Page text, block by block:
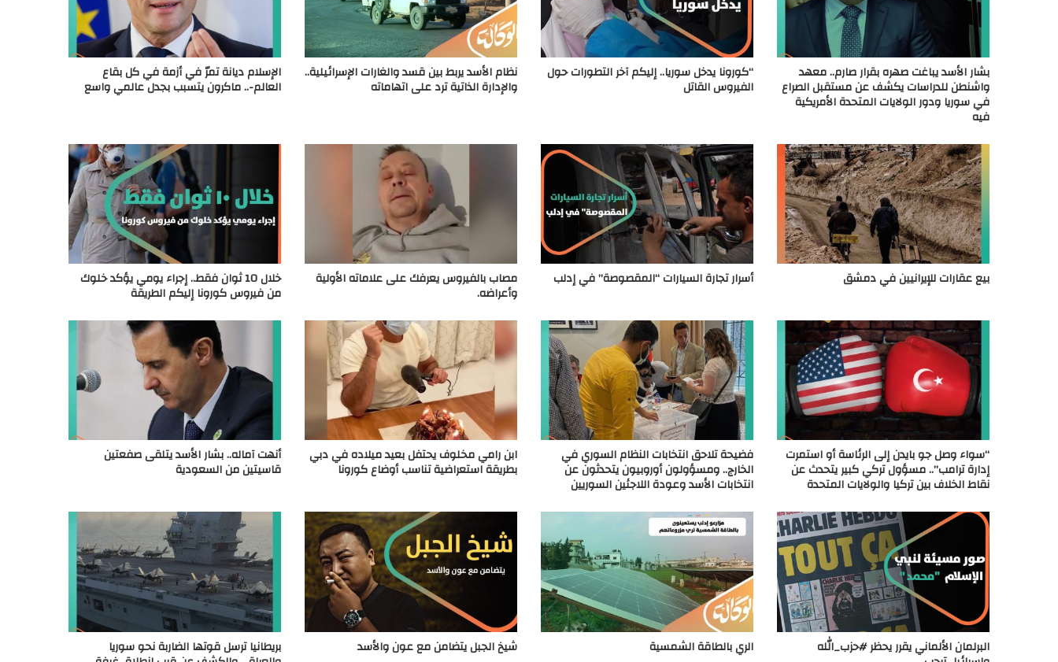
بشار الأسد يباغت صهره بقرار صارم.. معهد
واشنطن للدراسات يكشف عن مستقبل الصراع
في سوريا ودور الولايات المتحدة الأمريكية
فيه
“كورونا يدخل سوريا.. إليكم آخر التطورات حول
الفيروس القاتل
نظام الأسد يربط بين قسد والغارات الإسرائيلية..
والإدارة الذاتية ترد على اتهاماته
الإسلام ديانة تمرّ في أزمة في كل بقاع
العالم-.. ماكرون يتسبب بجدل عالمي واسع
بيع عقارات للإيرانيين في دمشق أسرار تجارة السيارات “المقصوصة” في إدلب مصاب بالفيروس يعرفك على علاماته الأولية
وأعراضه.
خلال 10 ثوان فقط.. إجراء يومي يؤكد خلوك
من فيروس كورونا إليكم الطريقة
“سواء وصل جو بايدن إلى الرئاسة أو استمرت
إدارة ترامب”.. مسؤول تركي كبير يتحدث عن
نقاط الخلاف بين تركيا والولايات المتحدة
فضيحة تلاحق انتخابات النظام السوري في
الخارج.. ومسؤولون أوروبيون يتحدثون عن
انتخابات الأسد وعودة اللاجئين السوريين
ابن رامي مخلوف يحتفل بعيد ميلاده في دبي
بطريقة استعراضية تناسب أوضاع كورونا
أنهت آماله.. بشار الأسد يتلقى صفعتين
قاسيتين من السعودية
البرلمان الألماني يقرر يحظر #حزب_الله الري بالطاقة الشمسية شيخ الجبل يتضامن مع عون والأسد بريطانيا ترسل قوتها الضاربة نحو سوريا